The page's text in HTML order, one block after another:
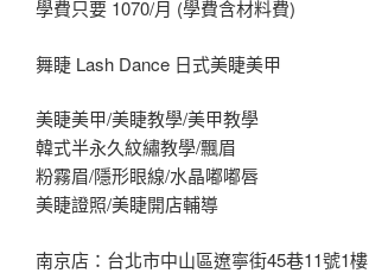
學費只要 1070/月 (學費含材料費)
舞睫 Lash Dance 日式美睫美甲
美睫美甲/美睫教學/美甲教學
韓式半永久紋繡教學/飄眉
粉霧眉/隱形眼線/水晶嘟嘟唇
美睫證照/美睫開店輔導
南京店：台北市中山區遼寧街45巷11號1樓